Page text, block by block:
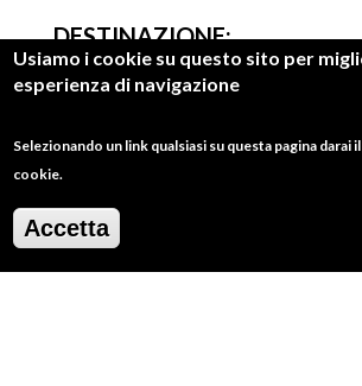
DESTINAZIONE:
Big Bench (1071 m)
Usiamo i cookie su questo sito per
esperienza di navigazione
Selezionando un link qualsiasi su questa pagina darai
cookie.
Accetta